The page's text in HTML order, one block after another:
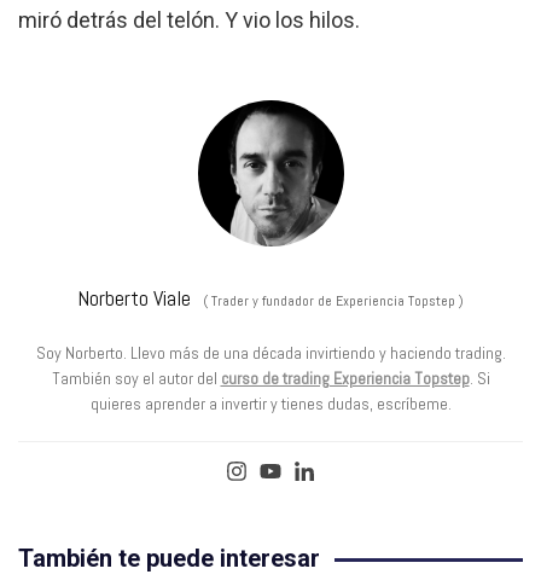
miró detrás del telón. Y vio los hilos.
Norberto Viale (Trader y fundador de Experiencia Topstep )
Soy Norberto. Llevo más de una década invirtiendo y haciendo trading.
También soy el autor del curso de trading Experiencia Topstep. Si
quieres aprender a invertir y tienes dudas, escríbeme.
También te puede interesar